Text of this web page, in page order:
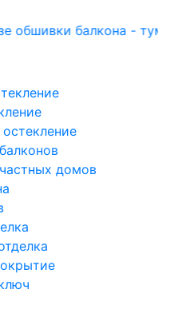
балкона - тумбочка
домов